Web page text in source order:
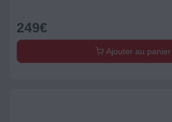
249€
Ajouter au panier